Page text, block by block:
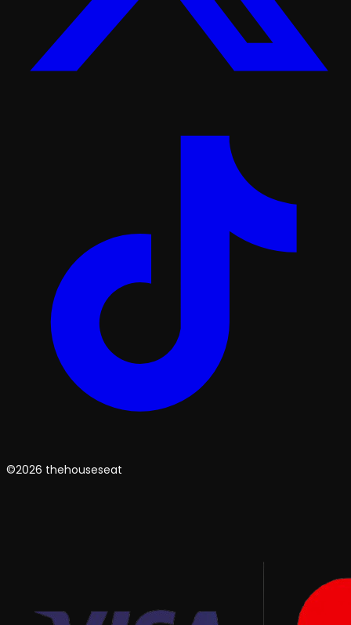
©2026 thehouseseat